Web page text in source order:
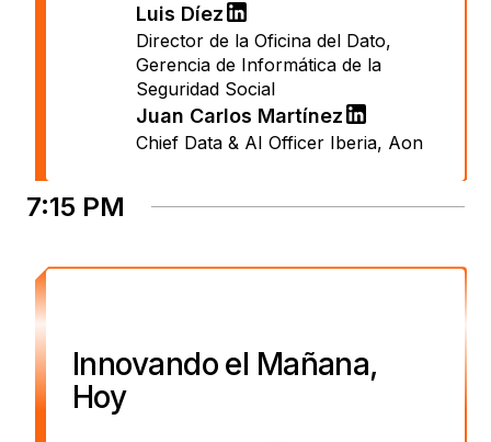
Luis Díez
Director de la Oficina del Dato,
Gerencia de Informática de la
Seguridad Social
Juan Carlos Martínez
Chief Data & AI Officer Iberia, Aon
7:15 PM
Innovando el Mañana,
Hoy